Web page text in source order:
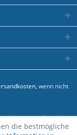
, wenn nicht
Datenschutz
die bestmögliche